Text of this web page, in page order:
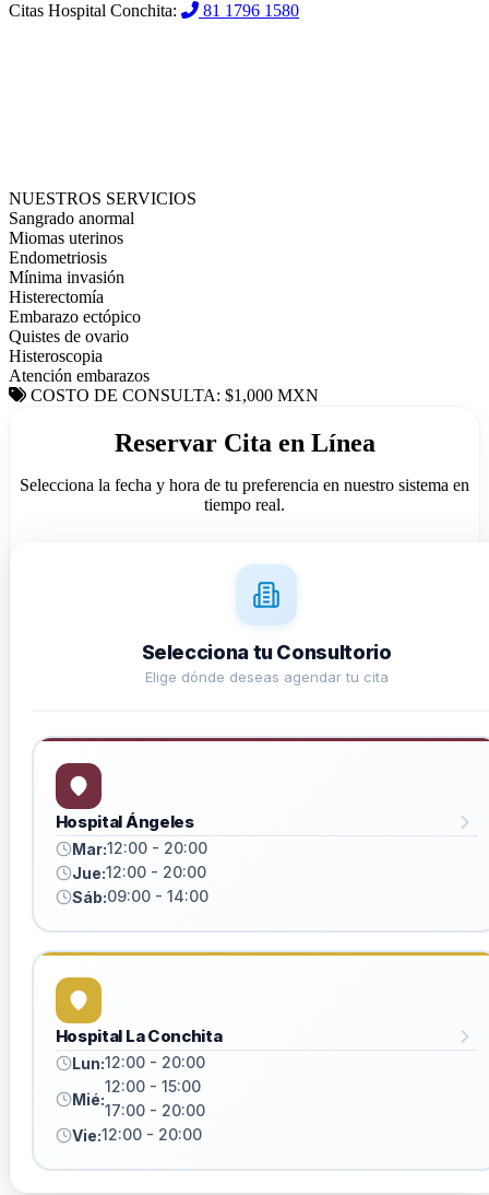
Citas Hospital Conchita: 81 1796 1580
NUESTROS SERVICIOS
Sangrado anormal
Miomas uterinos
Endometriosis
Mínima invasión
Histerectomía
Embarazo ectópico
Quistes de ovario
Histeroscopia
Atención embarazos
COSTO DE CONSULTA: $1,000 MXN
Reservar Cita en Línea
Selecciona la fecha y hora de tu preferencia en nuestro sistema en
tiempo real.
Selecciona tu Consultorio
Elige dónde deseas agendar tu cita
Hospital Ángeles
Mar:12:00 - 20:00
Jue:12:00 - 20:00
Sáb:09:00 - 14:00
Hospital La Conchita
Lun:12:00 - 20:00
Mié:
12:00 - 15:00
17:00 - 20:00
Vie:12:00 - 20:00